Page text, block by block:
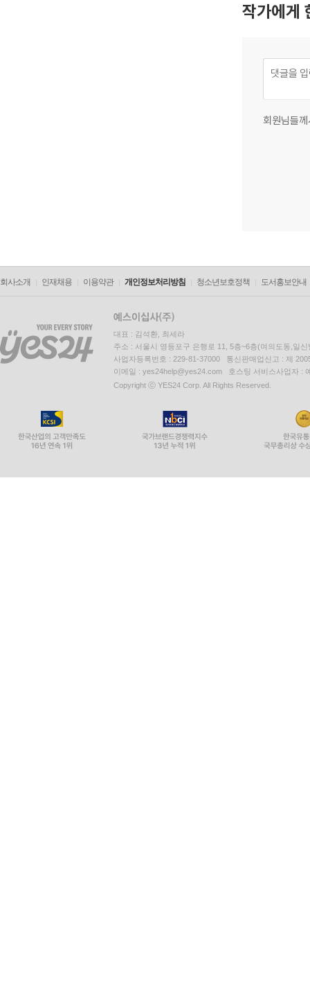
작가에게
회원님들
회사소개 인재채용 이용약관 개인정보처리방침 청소년보호정책 도서홍보안내
대표 : 김석환, 최세라
주소 : 서울시 영등포구 은행로 11, 5층~6층(여의도동,일신
사업자등록번호 : 229-81-37000 통신판매업신고 : 제
이메일 : yes24help@yes24.com 호스팅 서비스사업자 :
Copyright ⓒ YES24 Corp. All Rights Reserved.